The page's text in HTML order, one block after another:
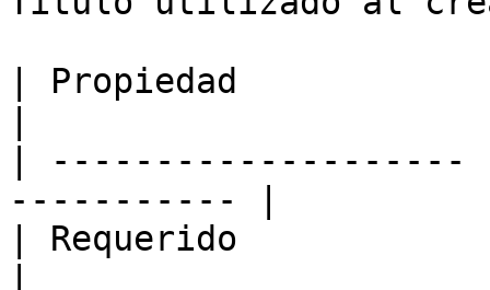
| Propiedad
|
----------- |
| Requerido